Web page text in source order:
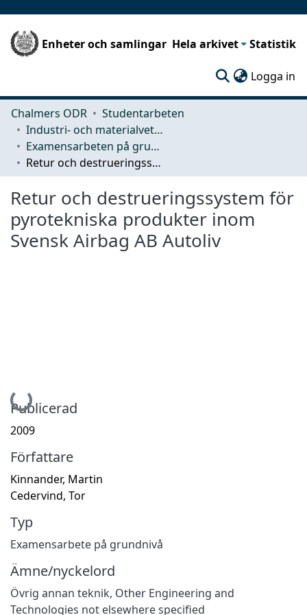
Enheter och samlingar Hela arkivet Statistik
Logga in
Chalmers ODR
Studentarbeten
Industri- och materialvetenskap (IMS)
Examensarbeten på grundnivå
Retur och destrueringssystem för pyrotekniska produkter inom Svensk Airbag AB Autoliv
Retur och destrueringssystem för
pyrotekniska produkter inom
Svensk Airbag AB Autoliv
Hämtar...
Publicerad
2009
Författare
Kinnander, Martin
Cedervind, Tor
Typ
Examensarbete på grundnivå
Ämne/nyckelord
Övrig annan teknik, Other Engineering and
Technologies not elsewhere specified